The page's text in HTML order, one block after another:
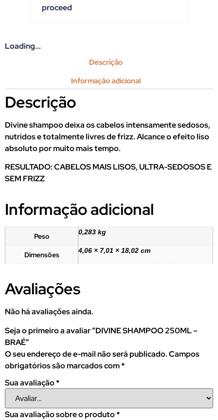
proceed
Loading...
Descrição
Informação adicional
Descrição
Divine shampoo deixa os cabelos intensamente sedosos,
nutridos e totalmente livres de frizz. Alcance o efeito liso
absoluto por muito mais tempo.
RESULTADO: CABELOS MAIS LISOS, ULTRA-SEDOSOS E
SEM FRIZZ
Informação adicional
Peso 0,283 kg
Dimensões 4,06 × 7,01 × 18,02 cm
Avaliações
Não há avaliações ainda.
Seja o primeiro a avaliar “DIVINE SHAMPOO 250ML –
BRAÉ”
O seu endereço de e-mail não será publicado.Campos
obrigatórios são marcados com*
Sua avaliação*
Sua avaliação sobre o produto*